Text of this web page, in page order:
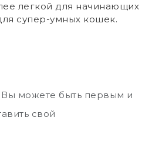
легкой для начинающих
супер-умных кошек.
Вы можете быть первым и
свой